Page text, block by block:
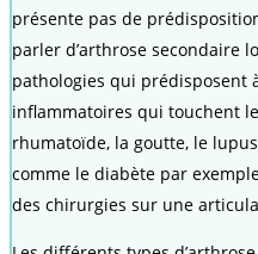
présente pas de
parler d’arthrose secondaire
pathologies qui prédisposent
inflammatoires qui touchent
rhumatoïde, la goutte, le
comme le diabète par
des chirurgies sur une